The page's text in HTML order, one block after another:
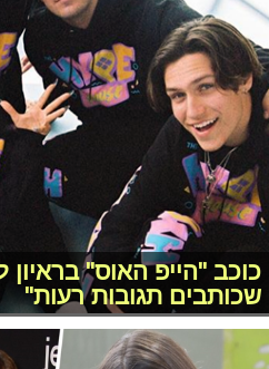
כוכב "הייפ האוס"
שכותבים תגובות רעות"